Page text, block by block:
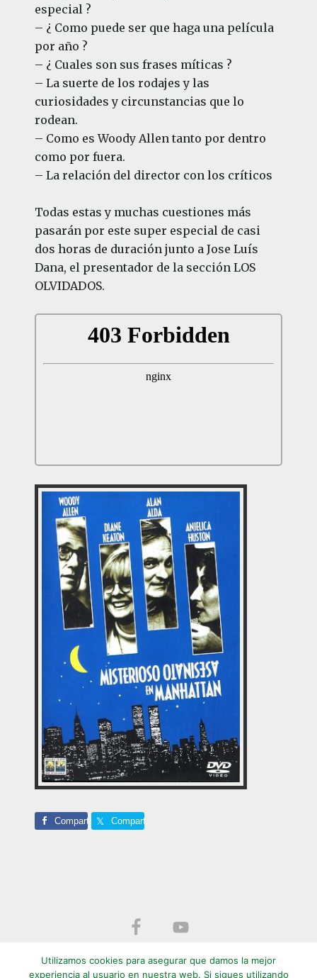
especial ?
– ¿ Como puede ser que haga una película
por año ?
– ¿ Cuales son sus frases míticas ?
– La suerte de los rodajes y las
curiosidades y circunstancias que lo
rodean.
– Como es Woody Allen tanto por dentro
como por fuera.
– La relación del director con los críticos
Todas estas y muchas cuestiones más
pasarán por este super especial de casi
dos horas de duración junto a Jose Luís
Dana, el presentador de la sección LOS
OLVIDADOS.
Comparte Comparte
Utilizamos cookies para asegurar que damos la mejor
experiencia al usuario en nuestra web. Si sigues utilizando